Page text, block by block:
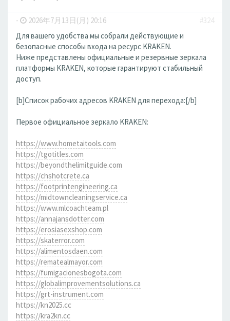
- 2026年7月13日(月) 20:16
#324
Для вашего удобства мы собрали действующие и
безопасные способы входа на ресурс KRAKEN.
Ниже представлены официальные и резервные зеркала
платформы KRAKEN, которые гарантируют стабильный
доступ.
[b]Список рабочих адресов KRAKEN для перехода:[/b]
Первое официальное зеркало KRAKEN:
https://www.hometaitools.com
https://tgotitles.com
https://beyondthelimitguide.com
https://chshotcrete.ca
https://footprintengineering.ca
https://midtowncleaningservice.ca
https://www.mlcoachteam.pl
https://annajansdotter.com
https://erosiasexshop.com
https://skaterror.com
https://alimentosdaen.com
https://rematealmayor.com
https://fumigacionesbogota.com
https://globalimprovementsolutions.ca
https://grt-instrument.com
https://kn2025.cc
https://kra2kn.cc